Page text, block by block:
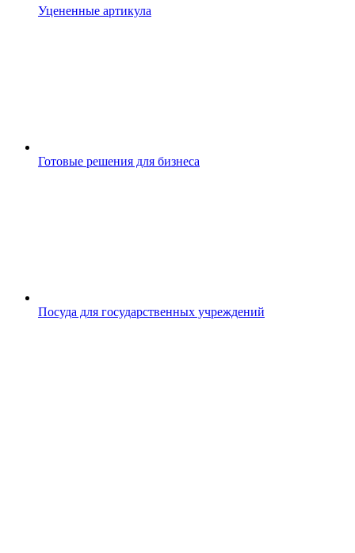
Уцененные артикула
Готовые решения для бизнеса
Посуда для государственных учреждений